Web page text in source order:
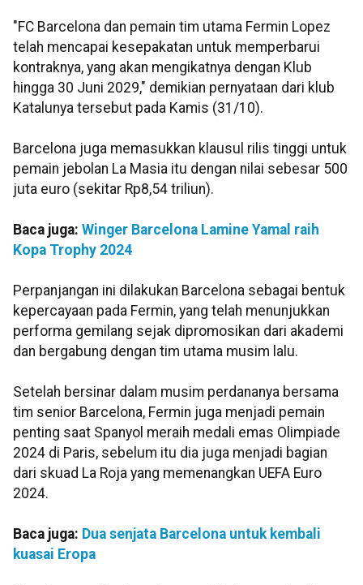
"FC Barcelona dan pemain tim utama Fermin Lopez
telah mencapai kesepakatan untuk memperbarui
kontraknya, yang akan mengikatnya dengan Klub
hingga 30 Juni 2029," demikian pernyataan dari klub
Katalunya tersebut pada Kamis (31/10).
Barcelona juga memasukkan klausul rilis tinggi untuk
pemain jebolan La Masia itu dengan nilai sebesar 500
juta euro (sekitar Rp8,54 triliun).
Baca juga: Winger Barcelona Lamine Yamal raih
Kopa Trophy 2024
Perpanjangan ini dilakukan Barcelona sebagai bentuk
kepercayaan pada Fermin, yang telah menunjukkan
performa gemilang sejak dipromosikan dari akademi
dan bergabung dengan tim utama musim lalu.
Setelah bersinar dalam musim perdananya bersama
tim senior Barcelona, Fermin juga menjadi pemain
penting saat Spanyol meraih medali emas Olimpiade
2024 di Paris, sebelum itu dia juga menjadi bagian
dari skuad La Roja yang memenangkan UEFA Euro
2024.
Baca juga: Dua senjata Barcelona untuk kembali
kuasai Eropa